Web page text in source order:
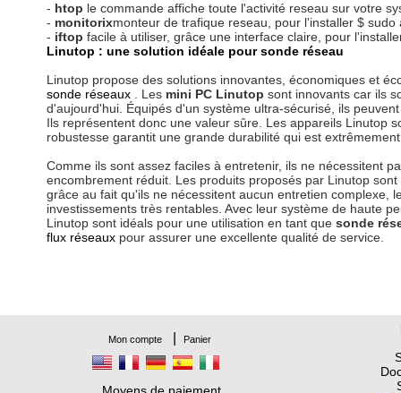
- htop le commande affiche toute l'activité reseau sur votre
- monitorixmonteur de trafique reseau, pour l'installer $ sudo
- iftop facile à utiliser, grâce une interface claire, pour
Linutop : une solution idéale pour sonde réseau
Linutop propose des solutions innovantes, économiques et
sonde réseaux . Les mini PC Linutop sont innovants car ils
d'aujourd'hui. Équipés d'un système ultra-sécurisé, ils
Ils représentent donc une valeur sûre. Les appareils Linutop
robustesse garantit une grande durabilité qui est
Comme ils sont assez faciles à entretenir, ils ne nécessitent
encombrement réduit. Les produits proposés par Linutop
grâce au fait qu'ils ne nécessitent aucun entretien complexe,
investissements très rentables. Avec leur système de haute
Linutop sont idéals pour une utilisation en tant que sonde
flux réseaux pour assurer une excellente qualité de service.
Mon compte| Panier